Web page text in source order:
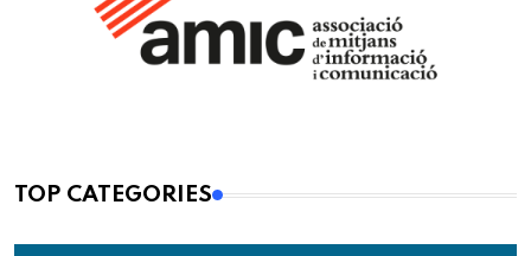
TOP CATEGORIES